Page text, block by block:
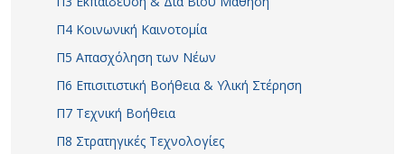
Π4 Κοινωνική Καινοτομία
Π5 Απασχόληση των Νέων
Π6 Επισιτιστική Βοήθεια & Υλική Στέρηση
Π7 Τεχνική Βοήθεια
Π8 Στρατηγικές Τεχνολογίες